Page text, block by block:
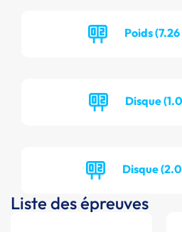
Poids
Disque
Disque
Liste des épreuves